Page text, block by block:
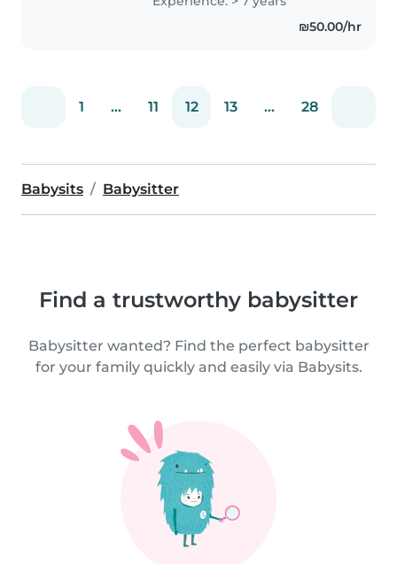
בבית בנס ציונה, ואשמח לפתוח את הבית
₪50.00/hr
1 ... 11 12 13 ... 28
Babysits Babysitter
Find a trustworthy babysitter
Babysitter wanted? Find the perfect babysitter
for your family quickly and easily via Babysits.